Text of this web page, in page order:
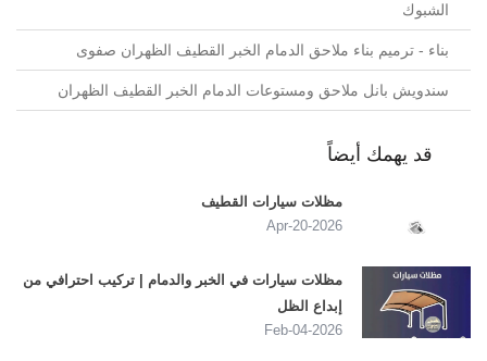
الشبوك
بناء - ترميم بناء ملاحق الدمام الخبر القطيف الظهران صفوى
سندويش بانل ملاحق ومستوعات الدمام الخبر القطيف الظهران
قد يهمك أيضاً
مظلات سيارات القطيف
2026-Apr-20
مظلات سيارات في الخبر والدمام | تركيب احترافي من
إبداع الظل
2026-Feb-04